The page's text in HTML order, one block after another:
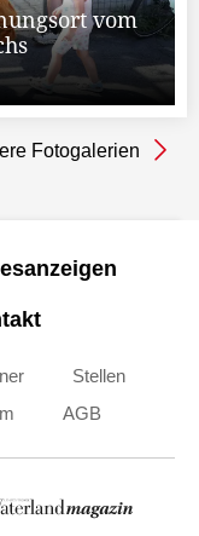
vom
Fotogalerien
Stellen
AGB